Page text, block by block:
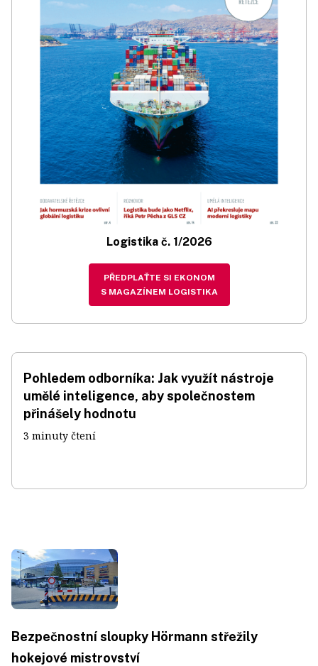
Logistika č. 1/2026
PŘEDPLAŤTE SI EKONOM
S MAGAZÍNEM LOGISTIKA
Pohledem odborníka: Jak využít nástroje
umělé inteligence, aby společnostem
přinášely hodnotu
3 minuty čtení
Bezpečnostní sloupky Hörmann střežily
hokejové mistrovství